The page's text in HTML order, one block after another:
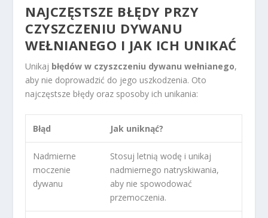
NAJCZĘSTSZE BŁĘDY PRZY
CZYSZCZENIU DYWANU
WEŁNIANEGO I JAK ICH UNIKAĆ
Unikaj błędów w czyszczeniu dywanu wełnianego,
aby nie doprowadzić do jego uszkodzenia. Oto
najczęstsze błędy oraz sposoby ich unikania:
Błąd Jak uniknąć?
Nadmierne
moczenie
dywanu
Stosuj letnią wodę i unikaj
nadmiernego natryskiwania,
aby nie spowodować
przemoczenia.